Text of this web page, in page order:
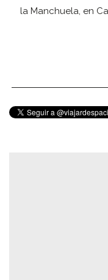
la Manchuela, en